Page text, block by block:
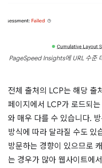
PageSpeed Insights에 URL 수준
전체 출처의 LCP는 해당 출
페이지에서 LCP가 로드되
와 매우 다를 수 있습니다.
방식에 따라 달라질 수도 있
방문하는 경향이 있으므로
는 경우가 많아 웹사이트에